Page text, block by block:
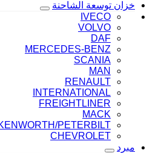
خزان توسعة الشاحنة
IVECO
VOLVO
DAF
MERCEDES-BENZ
SCANIA
MAN
RENAULT
INTERNATIONAL
FREIGHTLINER
MACK
PETERBILT
CHEVROLET
مبرد